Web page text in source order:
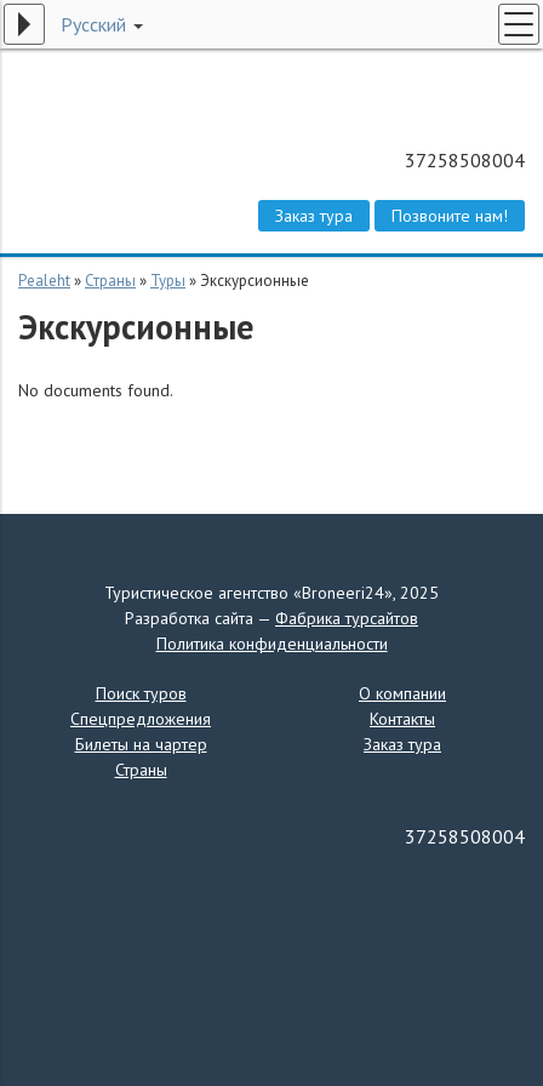
37258508004
Заказ тура Позвоните нам!
О КОМПАНИИ
КОНТАКТЫ
ЗАКАЗ ТУРА
Русский
Pealeht» Страны » Туры » Экскурсионные
Экскурсионные
No documents found.
Туристическое агентство «Broneeri24», 2025
Разработка сайта — Фабрика турсайтов
Политика конфиденциальности
Поиск туров
Спецпредложения
Билеты на чартер
Страны
О компании
Контакты
Заказ тура
37258508004